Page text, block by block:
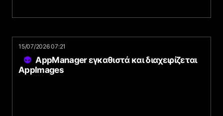
15/07/2026 07:21
AppManager εγκαθιστά και διαχειρίζεται
AppImages